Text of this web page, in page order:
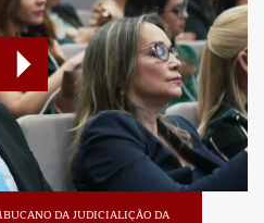
DA JUDICIALIÇÃO DA